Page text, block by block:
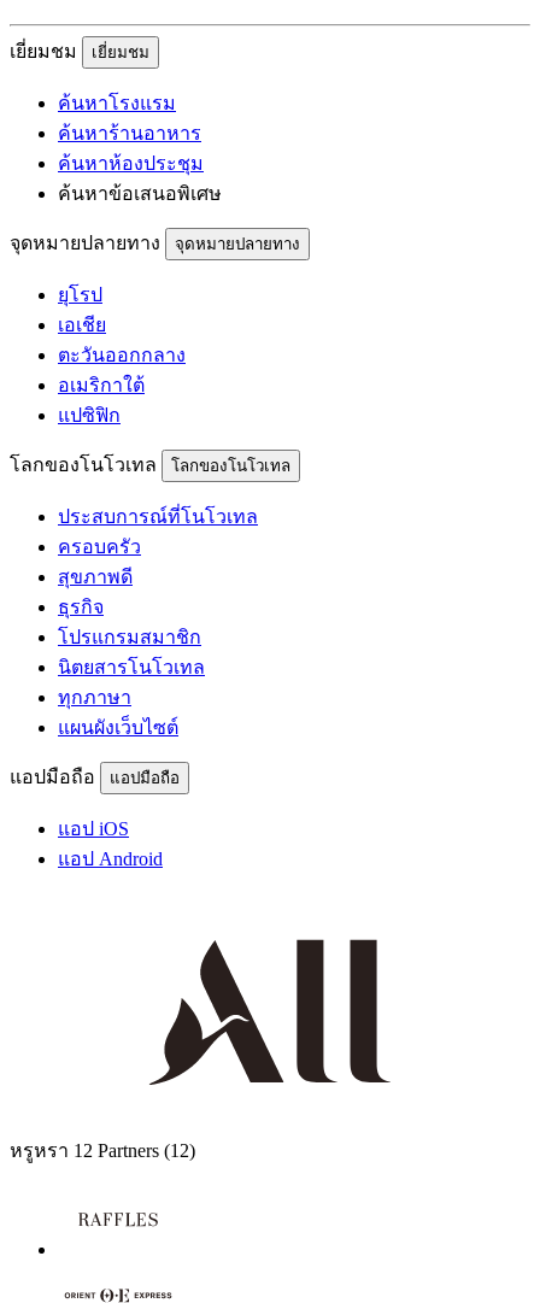
เยี่ยมชม เยี่ยมชม
ค้นหาโรงแรม
ค้นหาร้านอาหาร
ค้นหาห้องประชุม
ค้นหาข้อเสนอพิเศษ
จุดหมายปลายทาง จุดหมายปลายทาง
ยุโรป
เอเชีย
ตะวันออกกลาง
อเมริกาใต้
แปซิฟิก
โลกของโนโวเทล โลกของโนโวเทล
ประสบการณ์ที่โนโวเทล
ครอบครัว
สุขภาพดี
ธุรกิจ
โปรแกรมสมาชิก
นิตยสารโนโวเทล
ทุกภาษา
แผนผังเว็บไซต์
แอปมือถือ แอปมือถือ
แอป iOS
แอป Android
หรูหรา 12 Partners (12)